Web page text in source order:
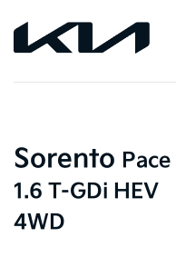
Sorento Pace
1.6 T-GDi HEV
4WD